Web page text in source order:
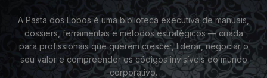
A Pasta dos Lobos é uma biblioteca executiva de manuais,
dossiers, ferramentas e métodos estratégicos — criada
para profissionais que querem crescer, liderar, negociar o
seu valor e compreender os códigos invisíveis do mundo
corporativo.